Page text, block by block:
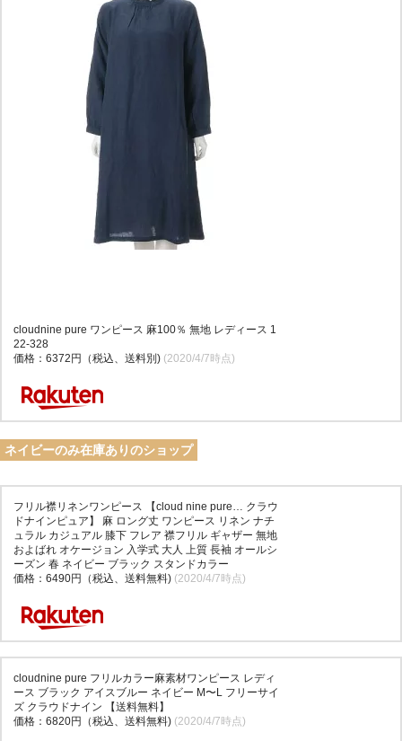
cloudnine pure ワンピース 麻100％ 無地 レディース 1
22-328
価格：6372円（税込、送料別) (2020/4/7時点)
ネイビーのみ在庫ありのショップ
フリル襟リネンワンピース 【cloud nine pure… クラウ
ドナインピュア】 麻 ロング丈 ワンピース リネン ナチ
ュラル カジュアル 膝下 フレア 襟フリル ギャザー 無地
およばれ オケージョン 入学式 大人 上質 長袖 オールシ
ーズン 春 ネイビー ブラック スタンドカラー
価格：6490円（税込、送料無料) (2020/4/7時点)
cloudnine pure フリルカラー麻素材ワンピース レディ
ース ブラック アイスブルー ネイビー M〜L フリーサイ
ズ クラウドナイン 【送料無料】
価格：6820円（税込、送料無料) (2020/4/7時点)